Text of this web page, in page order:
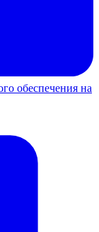
обеспечения на